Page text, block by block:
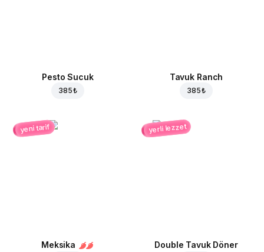
Pesto Sucuk
385 ₺
Tavuk Ranch
385 ₺
yeni tarif
Meksika
yerli lezzet
Double Tavuk Döner